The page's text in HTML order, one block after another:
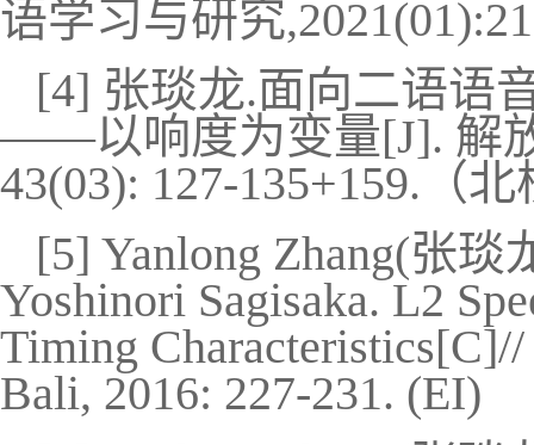
语学习与研究
[4] 张琰龙.面向二语语
——以响度为变量[J]. 解
43(03): 127-135+159. （
[5] Yanlong Zhang(张琰
Yoshinori Sagisaka. L2
Timing
Bali, 2016: 227-231. (EI)